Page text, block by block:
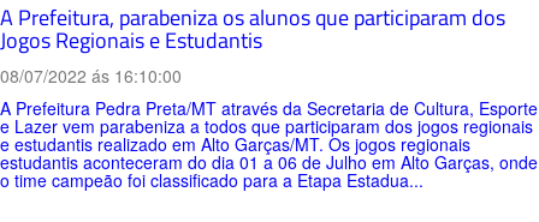
A Prefeitura, parabeniza os alunos que participaram dos
Jogos Regionais e Estudantis
08/07/2022 ás 16:10:00
A Prefeitura Pedra Preta/MT através da Secretaria de Cultura, Esporte
e Lazer vem parabeniza a todos que participaram dos jogos regionais
e estudantis realizado em Alto Garças/MT. Os jogos regionais
estudantis aconteceram do dia 01 a 06 de Julho em Alto Garças, onde
o time campeão foi classificado para a Etapa Estadua...